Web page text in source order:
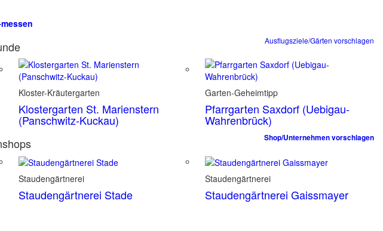
Ausflugsziele/Gärten vorschlagen
Kloster-Kräutergarten
Klostergarten St. Marienstern
(Panschwitz-Kuckau)
Garten-Geheimtipp
Pfarrgarten Saxdorf (Uebigau-
Wahrenbrück)
Shop/Unternehmen vorschlagen
Staudengärtnerei
Staudengärtnerei Stade
Staudengärtnerei
Staudengärtnerei Gaissmayer